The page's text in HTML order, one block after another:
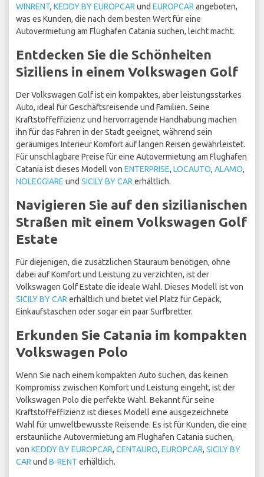
WINRENT, KEDDY BY EUROPCAR und EUROPCAR angeboten,
was es Kunden, die nach dem besten Wert für eine
Autovermietung am Flughafen Catania suchen, leicht macht.
Entdecken Sie die Schönheiten
Siziliens in einem Volkswagen Golf
Der Volkswagen Golf ist ein kompaktes, aber leistungsstarkes
Auto, ideal für Geschäftsreisende und Familien. Seine
Kraftstoffeffizienz und hervorragende Handhabung machen
ihn für das Fahren in der Stadt geeignet, während sein
geräumiges Interieur Komfort auf langen Reisen gewährleistet.
Für unschlagbare Preise für eine Autovermietung am Flughafen
Catania ist dieses Modell von ENTERPRISE, LOCAUTO, ALAMO,
NOLEGGIARE und SICILY BY CAR erhältlich.
Navigieren Sie auf den sizilianischen
Straßen mit einem Volkswagen Golf
Estate
Für diejenigen, die zusätzlichen Stauraum benötigen, ohne
dabei auf Komfort und Leistung zu verzichten, ist der
Volkswagen Golf Estate die ideale Wahl. Dieses Modell ist von
SICILY BY CAR erhältlich und bietet viel Platz für Gepäck,
Einkaufstaschen oder sogar ein paar Surfbretter.
Erkunden Sie Catania im kompakten
Volkswagen Polo
Wenn Sie nach einem kompakten Auto suchen, das keinen
Kompromiss zwischen Komfort und Leistung eingeht, ist der
Volkswagen Polo die perfekte Wahl. Bekannt für seine
Kraftstoffeffizienz ist dieses Modell eine ausgezeichnete
Wahl für umweltbewusste Reisende. Es ist für Kunden, die eine
erstaunliche Autovermietung am Flughafen Catania suchen,
von KEDDY BY EUROPCAR, CENTAURO, EUROPCAR, SICILY BY
CAR und B-RENT erhältlich.